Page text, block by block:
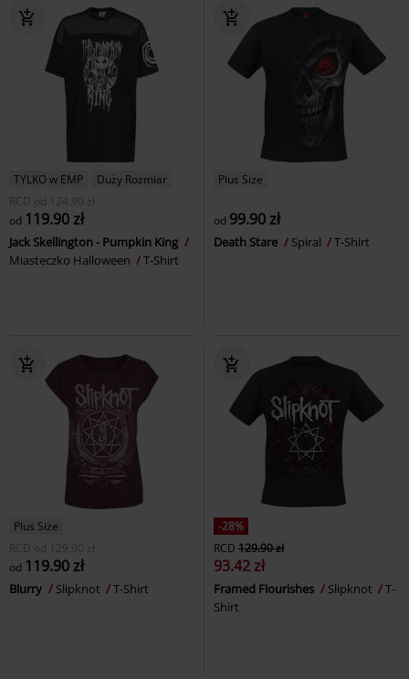
TYLKO w EMP
Duży Rozmiar
RCD
od 124.90 zł
od 119.90 zł
Jack Skellington - Pumpkin King
Miasteczko Halloween
T-Shirt
Plus Size
od 99.90 zł
Death Stare Spiral T-Shirt
Plus Size
RCD
od 129.90 zł
od 119.90 zł
Blurry Slipknot T-Shirt
-28%
RCD 129.90 zł
93.42 zł
Framed Flourishes Slipknot
T-
Shirt